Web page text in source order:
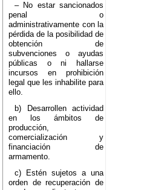
– No estar sancionados
penal o
administrativamente con la
pérdida de la posibilidad de
obtención de
subvenciones o ayudas
públicas o ni hallarse
incursos en prohibición
legal que les inhabilite para
ello.
b) Desarrollen actividad
en los ámbitos de
producción,
comercialización y
financiación de
armamento.
c) Estén sujetos a una
orden de recuperación de